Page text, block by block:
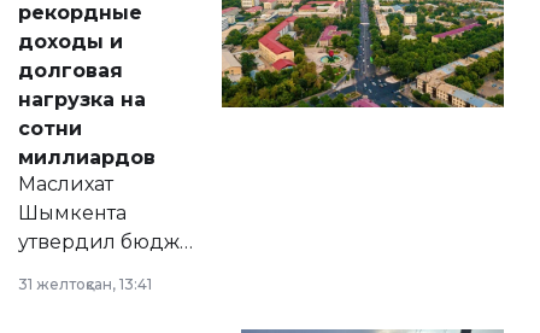
рекордные
доходы и
долговая
нагрузка на
сотни
миллиардов
Маслихат
Шымкента
утвердил бюджет
2028 годы.
31 желтоқсан, 13:41